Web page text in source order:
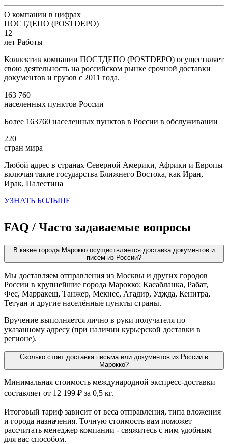
О компании в цифрах
ПОСТДЕПО (POSTDEPO)
12
лет Работы
Коллектив компании ПОСТДЕПО (POSTDEPO) осуществляет
свою деятельность на российском рынке срочной доставки
документов и грузов с 2011 года.
163 760
населенных пунктов России
Более 163760 населенных пунктов в России в обслуживании
220
стран мира
Любой адрес в странах Северной Америки, Африки и Европы
включая такие государства Ближнего Востока, как Иран,
Ирак, Палестина
УЗНАТЬ БОЛЬШЕ
FAQ / Часто задаваемые вопросы
В какие города Марокко осуществляется доставка документов и
писем из России?
Мы доставляем отправления из Москвы и других городов
России в крупнейшие города Марокко: Касабланка, Рабат,
Фес, Марракеш, Танжер, Мекнес, Агадир, Уджда, Кенитра,
Тетуан и другие населённые пункты страны.
Вручение выполняется лично в руки получателя по
указанному адресу (при наличии курьерской доставки в
регионе).
Сколько стоит доставка письма или документов из России в
Марокко?
Минимальная стоимость международной экспресс-доставки
составляет от 12 199 ₽ за 0,5 кг.
Итоговый тариф зависит от веса отправления, типа вложения
и города назначения. Точную стоимость вам поможет
рассчитать менеджер компании - свяжитесь с ним удобным
для вас способом.